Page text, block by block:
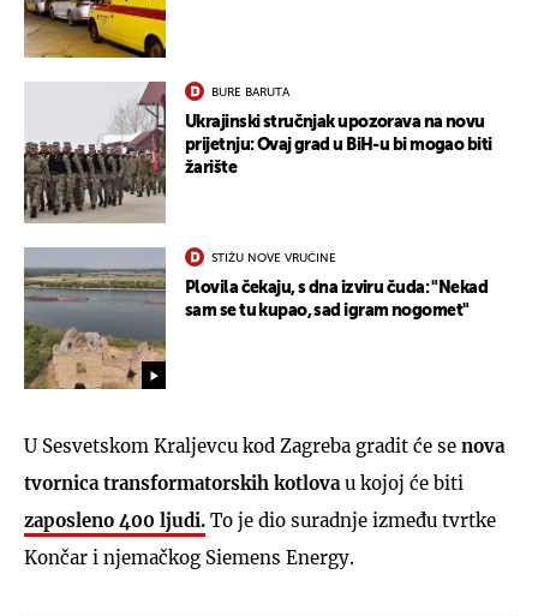
BURE BARUTA
Ukrajinski stručnjak upozorava na novu
prijetnju: Ovaj grad u BiH-u bi mogao biti
žarište
STIŽU NOVE VRUĆINE
Plovila čekaju, s dna izviru čuda: "Nekad
sam se tu kupao, sad igram nogomet"
U Sesvetskom Kraljevcu kod Zagreba gradit će se nova
tvornica transformatorskih kotlova u kojoj će biti
zaposleno 400 ljudi. To je dio suradnje između tvrtke
Končar i njemačkog Siemens Energy.